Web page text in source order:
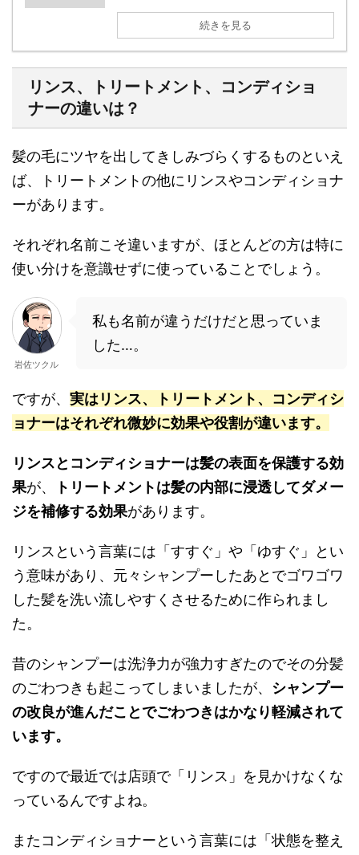
続きを見る
リンス、トリートメント、コンディショ
ナーの違いは？
髪の毛にツヤを出してきしみづらくするものといえ
ば、トリートメントの他にリンスやコンディショナ
ーがあります。
それぞれ名前こそ違いますが、ほとんどの方は特に
使い分けを意識せずに使っていることでしょう。
岩佐ツクル
私も名前が違うだけだと思っていま
した…。
ですが、 実はリンス、トリートメント、コンディシ
ョナーはそれぞれ微妙に効果や役割が違います。
リンスとコンディショナーは髪の表面を保護する効
果が、
トリートメントは髪の内部に浸透してダメー
ジを補修する効果があります。
リンスという言葉には「すすぐ」や「ゆすぐ」とい
う意味があり、 元々シャンプーしたあとでゴワゴワ
した髪を洗い流しやすくさせるために作られまし
た。
昔のシャンプーは洗浄力が強力すぎたのでその分髪
のごわつきも起こってしまいましたが、 シャンプー
の改良が進んだことでごわつきはかなり軽減されて
います。
ですので最近では店頭で「リンス」を見かけなくな
っているんですよね。
またコンディショナーという言葉には「状態を整え